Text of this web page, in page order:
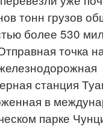
тонн грузов
более 530
точка
станция
в
парке